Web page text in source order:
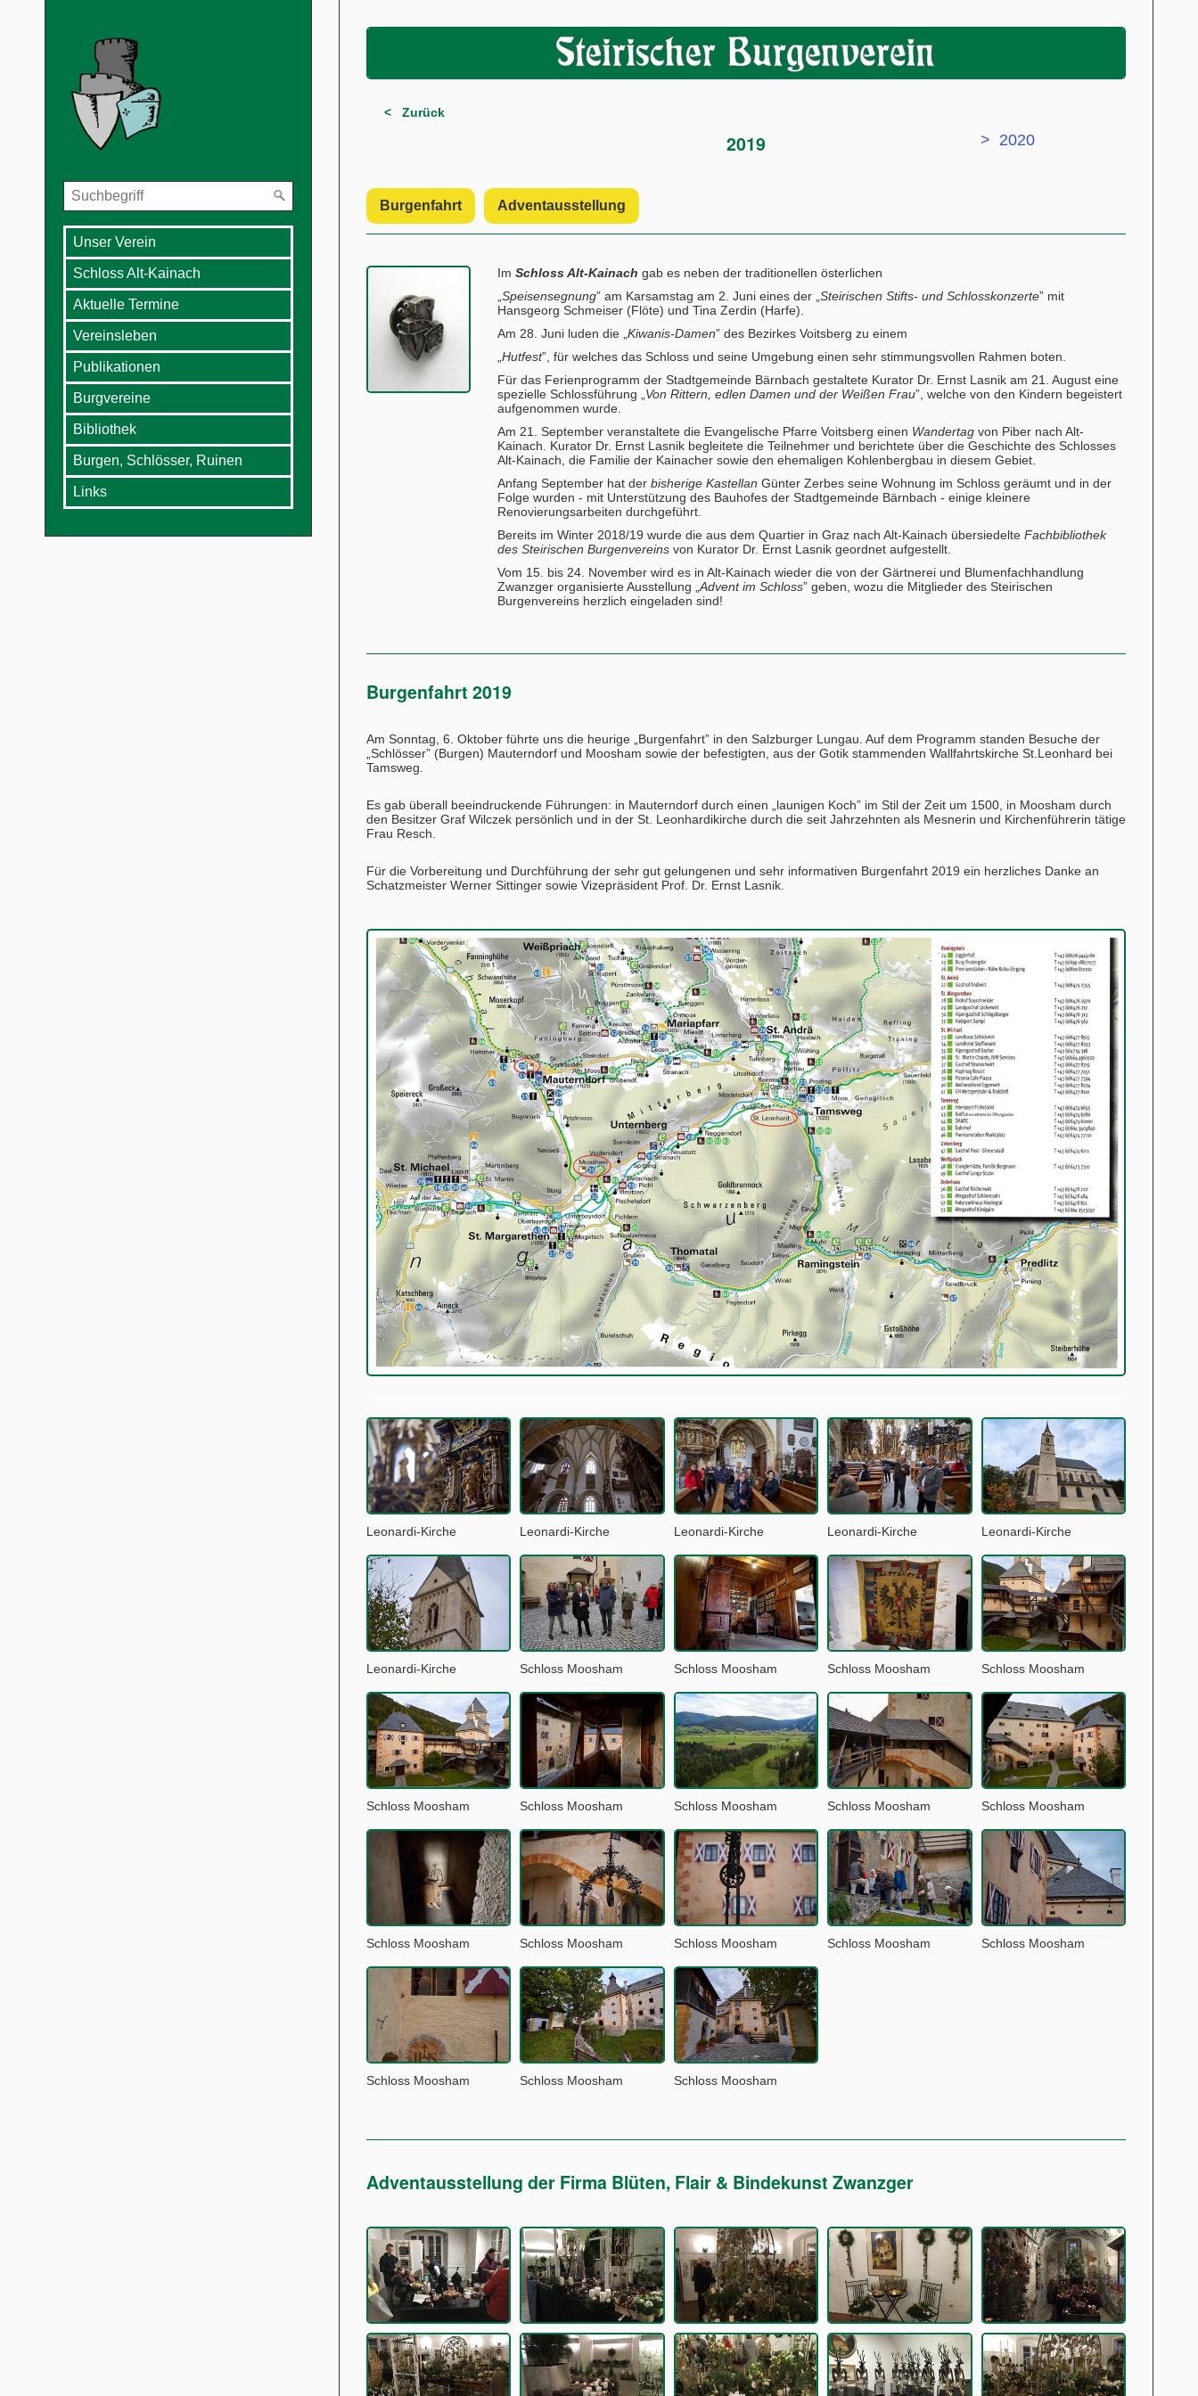
Unser Verein
Schloss Alt-Kainach
Aktuelle Termine
Vereinsleben
Publikationen
Burgvereine
Bibliothek
Burgen, Schlösser, Ruinen
Links
< Zurück
2019 > 2020
Burgenfahrt Adventausstellung
Im Schloss Alt-Kainach gab es neben der traditionellen österlichen
Speisensegnung” am Karsamstag am 2. Juni eines der „ Steirischen Stifts- und Schlosskonzerte” mit
Hansgeorg Schmeiser (Flöte) und Tina Zerdin (Harfe).
Am 28. Juni luden die „ Kiwanis-Damen” des Bezirkes Voitsberg zu einem
Hutfest”, für welches das Schloss und seine Umgebung einen sehr stimmungsvollen Rahmen boten.
Für das Ferienprogramm der Stadtgemeinde Bärnbach gestaltete Kurator Dr. Ernst Lasnik am 21. August eine
spezielle Schlossführung „ Von Rittern, edlen Damen und der Weißen Frau”, welche von den Kindern begeistert
aufgenommen wurde.
Am 21. September veranstaltete die Evangelische Pfarre Voitsberg einen Wandertagvon Piber nach Alt-
Kainach. Kurator Dr. Ernst Lasnik begleitete die Teilnehmer und berichtete über die Geschichte des Schlosses
Alt-Kainach, die Familie der Kainacher sowie den ehemaligen Kohlenbergbau in diesem Gebiet.
Anfang September hat der bisherige Kastellan Günter Zerbes seine Wohnung im Schloss geräumt und in der
Folge wurden - mit Unterstützung des Bauhofes der Stadtgemeinde Bärnbach - einige kleinere
Renovierungsarbeiten durchgeführt.
Bereits im Winter 2018/19 wurde die aus dem Quartier in Graz nach Alt-Kainach übersiedelte Fachbibliothek
des Steirischen Burgenvereinsvon Kurator Dr. Ernst Lasnik geordnet aufgestellt.
Vom 15. bis 24. November wird es in Alt-Kainach wieder die von der Gärtnerei und Blumenfachhandlung
Zwanzger organisierte Ausstellung „ Advent im Schloss” geben, wozu die Mitglieder des Steirischen
Burgenvereins herzlich eingeladen sind!
Burgenfahrt 2019
Am Sonntag, 6. Oktober führte uns die heurige „Burgenfahrt” in den Salzburger Lungau. Auf dem Programm standen Besuche der
„Schlösser” (Burgen) Mauterndorf und Moosham sowie der befestigten, aus der Gotik stammenden Wallfahrtskirche St.Leonhard bei
Tamsweg.
Es gab überall beeindruckende Führungen: in Mauterndorf durch einen „launigen Koch” im Stil der Zeit um 1500, in Moosham durch
den Besitzer Graf Wilczek persönlich und in der St. Leonhardikirche durch die seit Jahrzehnten als Mesnerin und Kirchenführerin tätige
Frau Resch.
Für die Vorbereitung und Durchführung der sehr gut gelungenen und sehr informativen Burgenfahrt 2019 ein herzliches Danke an
Schatzmeister Werner Sittinger sowie Vizepräsident Prof. Dr. Ernst Lasnik.
Leonardi-Kirche Leonardi-Kirche Leonardi-Kirche Leonardi-Kirche Leonardi-Kirche
Leonardi-Kirche Schloss Moosham Schloss Moosham Schloss Moosham Schloss Moosham
Schloss Moosham Schloss Moosham Schloss Moosham Schloss Moosham Schloss Moosham
Schloss Moosham Schloss Moosham Schloss Moosham Schloss Moosham Schloss Moosham
Schloss Moosham Schloss Moosham Schloss Moosham
Adventausstellung der Firma Blüten, Flair & Bindekunst Zwanzger